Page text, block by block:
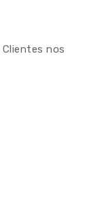
nos